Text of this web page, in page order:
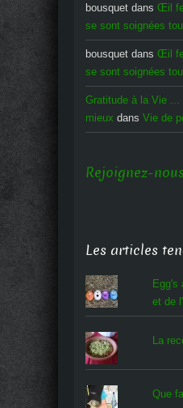
bousquet dans Œil
se sont soignées
bousquet dans Œil
se sont soignées
Gratitude à la Vie
mieux dans Vie de
Rejoignez-
Les articles
Egg's
et de
La
Que